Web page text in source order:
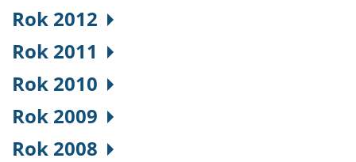
Rok 2012
Rok 2011
Rok 2010
Rok 2009
Rok 2008